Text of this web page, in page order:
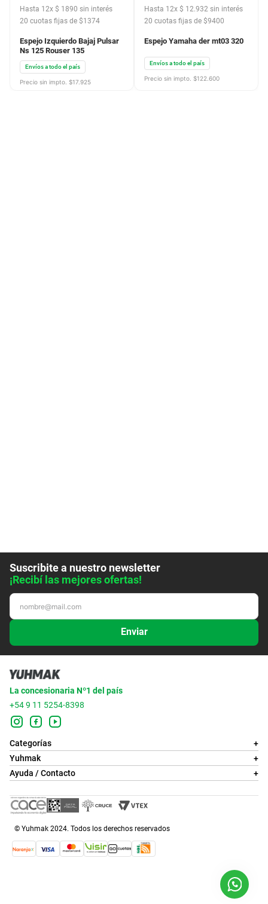
Hasta 12x $ 1890 sin interés
20 cuotas fijas de $1374
Espejo Izquierdo Bajaj Pulsar
Ns 125 Rouser 135
Envíos a todo el país
Precio sin impto. $17.925
Hasta 12x $ 12.932 sin interés
20 cuotas fijas de $9400
Espejo Yamaha der mt03 320
Envíos a todo el país
Precio sin impto. $122.600
Suscribite a nuestro newsletter
¡Recibí las mejores ofertas!
Enviar
La concesionaria Nº1 del país
+54 9 11 5254-8398
Categorías
+
Yuhmak
+
Ayuda / Contacto
+
© Yuhmak 2024. Todos los derechos reservados